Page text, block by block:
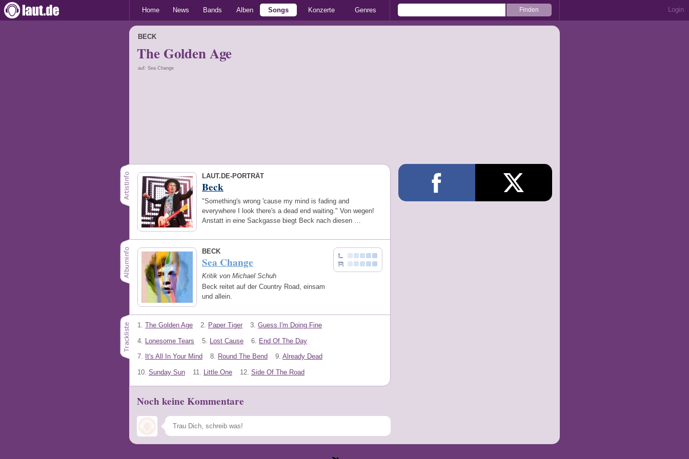
Home News Bands Alben Songs Konzerte Genres Login
BECK
The Golden Age
auf: Sea Change
LAUT.DE-PORTRÄT
Beck
"Something's wrong 'cause my mind is fading and
everywhere I look there's a dead end waiting." Von wegen!
Anstatt in eine Sackgasse biegt Beck nach diesen …
BECK
Sea Change
Kritik von Michael Schuh
Beck reitet auf der Country Road, einsam
und allein.
1. The Golden Age 2. Paper Tiger 3. Guess I'm Doing Fine
4. Lonesome Tears 5. Lost Cause 6. End Of The Day
7. It's All In Your Mind 8. Round The Bend 9. Already Dead
10. Sunday Sun 11. Little One 12. Side Of The Road
Noch keine Kommentare
Speichern